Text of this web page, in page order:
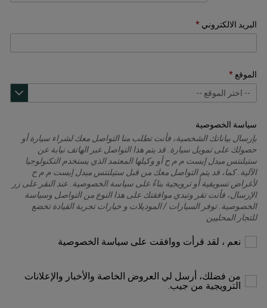
البريد الالكتروني
الموقع
سياسة الخصوصية
بإرسال بياناتك الشخصية، فأنت تطلب منا التواصل معك لشراء سيارة أو
حصولك على تمويل سيارة. قد يتم هذا التواصل عبر الهاتف نيابة عن
ستيلنتس ميدل إيست م م ح أو وكيلها المعتمد الذي يستخدم التكنولوجيا
الآلية. كما، قد يتم التواصل معك من قبل ستيلنتس ميدل إيست م م ح
لأغراض تسويقية أو ترويجية بناءً على سياسة الخصوصية. عند النقر على زر
الإرسال، فأنت تقر وتبدي موافقتك على هذا النوع من التواصل وسياسة
الخصوصية. توفر السيارات / الموديلات و خيارات تجربة القيادة تخضع
للتجار المحليين
نعم ، لقد قرأت ووافقت على سياسة الخصوصية
من فضلك، أرسل لي العروض الخاصة والأخبار والإعلانات
الترويجية من جيب.